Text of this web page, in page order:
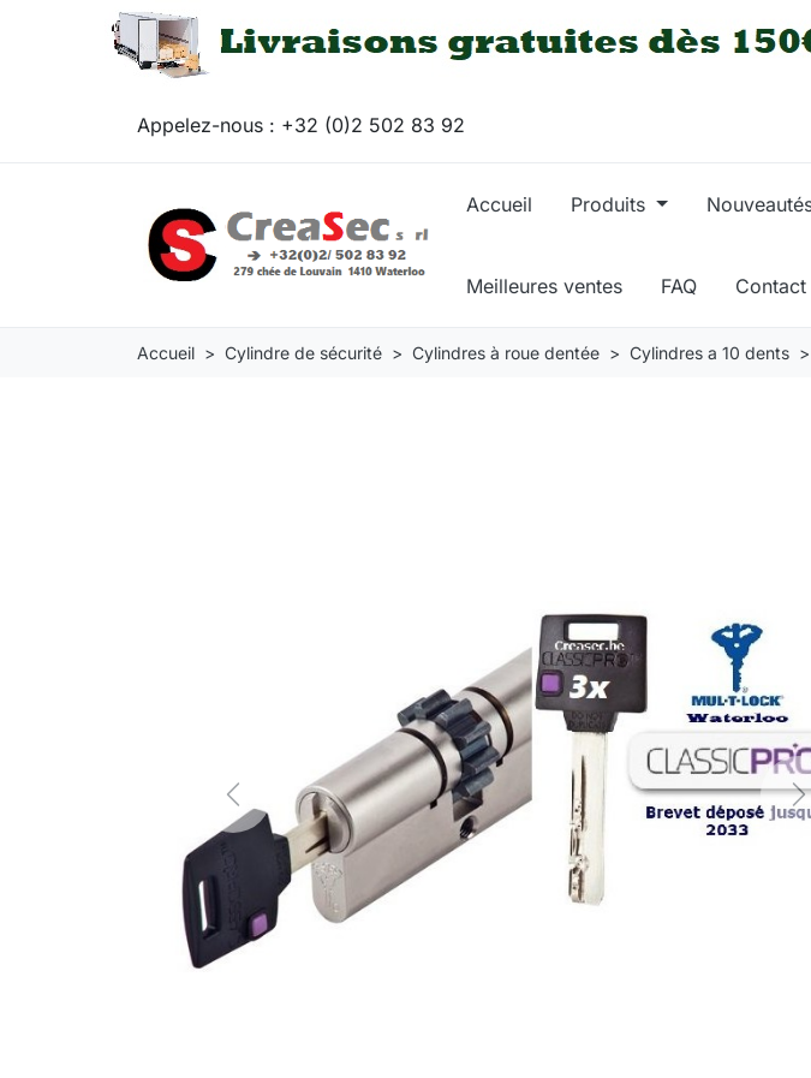
Appelez-nous : +32 (0)2 502 83 92
Accueil Produits
Meilleures ventes FAQ Contact
Accueil Cylindre de sécurité Cylindres à roue dentée Cylindres a 10 dents
Previous